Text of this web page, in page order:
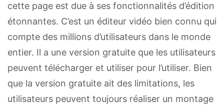
cette page est due à ses fonctionnalités d’édition
étonnantes. C’est un éditeur vidéo bien connu qui
compte des millions d’utilisateurs dans le monde
entier. Il a une version gratuite que les utilisateurs
peuvent télécharger et utiliser pour l’utiliser. Bien
que la version gratuite ait des limitations, les
utilisateurs peuvent toujours réaliser un montage